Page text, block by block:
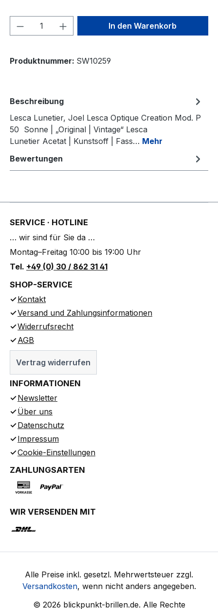
Produkt Anzahl: Gib denIn den Warenkorb
Produktnummer: SW10259
Beschreibung
Lesca Lunetier, Joel Lesca Optique Creation Mod. P
50 Sonne | „Original | Vintage“ Lesca
Lunetier Acetat | Kunstsoff | Fass… Mehr
Bewertungen
SERVICE · HOTLINE
… wir sind für Sie da …
Montag–Freitag 10:00 bis 19:00 Uhr
Tel. +49 (0) 30 / 862 31 41
SHOP-SERVICE
Kontakt
Versand und Zahlungsinformationen
Widerrufsrecht
AGB
Vertrag widerrufen
INFORMATIONEN
Newsletter
Über uns
Datenschutz
Impressum
Cookie-Einstellungen
ZAHLUNGSARTEN
WIR VERSENDEN MIT
Alle Preise inkl. gesetzl. Mehrwertsteuer zzgl.
Versandkosten, wenn nicht anders angegeben.
© 2026 blickpunkt-brillen.de. Alle Rechte